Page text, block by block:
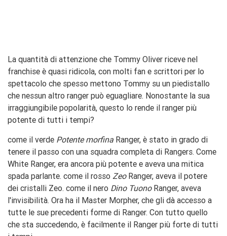
La quantità di attenzione che Tommy Oliver riceve nel
franchise è quasi ridicola, con molti fan e scrittori per lo
spettacolo che spesso mettono Tommy su un piedistallo
che nessun altro ranger può eguagliare. Nonostante la sua
irraggiungibile popolarità, questo lo rende il ranger più
potente di tutti i tempi?
come il verde Potente morfina Ranger, è stato in grado di
tenere il passo con una squadra completa di Rangers. Come
White Ranger, era ancora più potente e aveva una mitica
spada parlante. come il rosso ZeoRanger, aveva il potere
dei cristalli Zeo. come il nero Dino TuonoRanger, aveva
l'invisibilità. Ora ha il Master Morpher, che gli dà accesso a
tutte le sue precedenti forme di Ranger. Con tutto quello
che sta succedendo, è facilmente il Ranger più forte di tutti